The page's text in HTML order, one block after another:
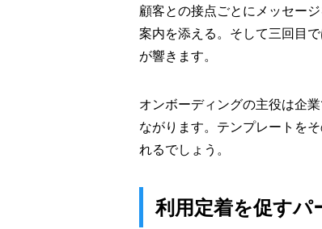
顧客との接点ごとにメッセー
案内を添える。そして三回目
が響きます。
オンボーディングの主役は企
ながります。テンプレートを
れるでしょう。
利用定着を促すパ